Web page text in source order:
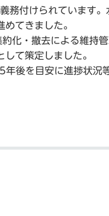
務付けられています。
てきました。
化・撤去による維持
て策定しました。
後を目安に進捗状況